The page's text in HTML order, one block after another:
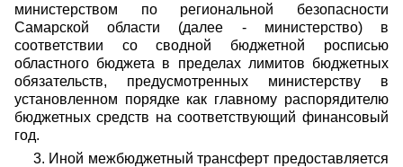
министерством по региональной безопасности
Самарской области (далее - министерство) в
соответствии со сводной бюджетной росписью
областного бюджета в пределах лимитов бюджетных
обязательств, предусмотренных министерству в
установленном порядке как главному распорядителю
бюджетных средств на соответствующий финансовый
год.
3. Иной межбюджетный трансферт предоставляется